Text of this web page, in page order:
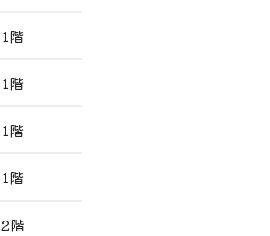
1階
1階
1階
1階
2階